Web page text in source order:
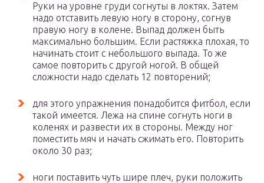
Руки на уровне груди согнуты в локтях. Затем
надо отставить левую ногу в сторону, согнув
правую ногу в колене. Выпад должен быть
максимально большим. Если растяжка плохая, то
начинать стоит с небольшого выпада. То же
самое повторить с другой ногой. В общей
сложности надо сделать 12 повторений;
для этого упражнения понадобится фитбол, если
такой имеется. Лежа на спине согнуть ноги в
коленях и развести их в стороны. Между ног
поместить мяч и начать сжимать его. Повторить
около 30 раз;
ноги поставить чуть шире плеч, руки положить